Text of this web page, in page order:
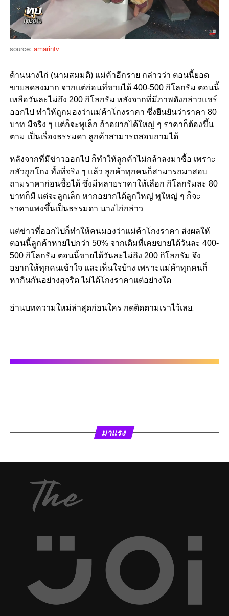
source: amarintv
ด้านนางไก่ (นามสมมติ) แม่ค้าอีกราย กล่าวว่า ตอนนี้ยอด
ขายลดลงมาก จากแต่ก่อนที่ขายได้ 400-500 กิโลกรัม ตอนนี้
เหลือวันละไม่ถึง 200 กิโลกรัม หลังจากที่มีภาพดังกล่าวแชร์
ออกไป ทำให้ถูกมองว่าแม่ค้าโกงราคา ซึ่งยืนยันว่าราคา 80
บาท มีจริง ๆ แต่ก็จะพูเล็ก ถ้าอยากได้ใหญ่ ๆ ราคาก็ต้องขึ้น
ตาม เป็นเรื่องธรรมดา ลูกค้าสามารถสอบถามได้
หลังจากที่มีข่าวออกไป ก็ทำให้ลูกค้าไม่กล้าลงมาซื้อ เพราะ
กลัวถูกโกง ทั้งที่จริง ๆ แล้ว ลูกค้าทุกคนก็สามารถมาสอบ
ถามราคาก่อนซื้อได้ ซึ่งมีหลายราคาให้เลือก กิโลกรัมละ 80
บาทก็มี แต่จะลูกเล็ก หากอยากได้ลูกใหญ่ พูใหญ่ ๆ ก็จะ
ราคาแพงขึ้นเป็นธรรมดา นางไก่กล่าว
แต่ข่าวที่ออกไปก็ทำให้คนมองว่าแม่ค้าโกงราคา ส่งผลให้
ตอนนี้ลูกค้าหายไปกว่า 50% จากเดิมที่เคยขายได้วันละ 400-
500 กิโลกรัม ตอนนี้ขายได้วันละไม่ถึง 200 กิโลกรัม จึง
อยากให้ทุกคนเข้าใจ และเห็นใจบ้าง เพราะแม่ค้าทุกคนก็
หากินกันอย่างสุจริต ไม่ได้โกงราคาแต่อย่างใด
อ่านบทความใหม่ล่าสุดก่อนใคร กดติดตามเราไว้เลย:
มาแรง